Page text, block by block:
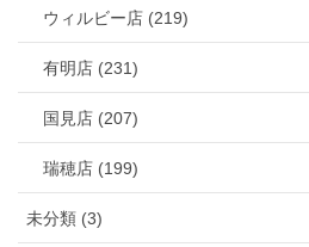
ウィルビー店 (219)
有明店 (231)
国見店 (207)
瑞穂店 (199)
未分類 (3)